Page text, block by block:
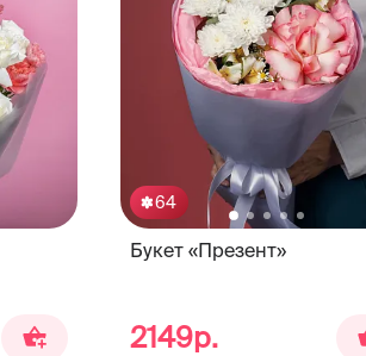
64
Букет «Презент»
2149р.